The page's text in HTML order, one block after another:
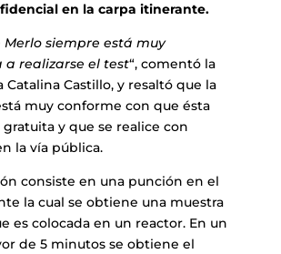
en la carpa itinerante.
siempre está muy
a realizarse el test“, comentó la
Catalina Castillo, y resaltó que la
muy conforme con que ésta
y que se realice con
la vía pública.
consiste en una punción en el
la cual se obtiene una muestra
es colocada en un reactor. En un
de 5 minutos se obtiene el